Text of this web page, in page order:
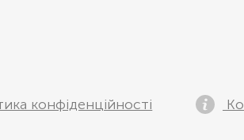
конфіденційності